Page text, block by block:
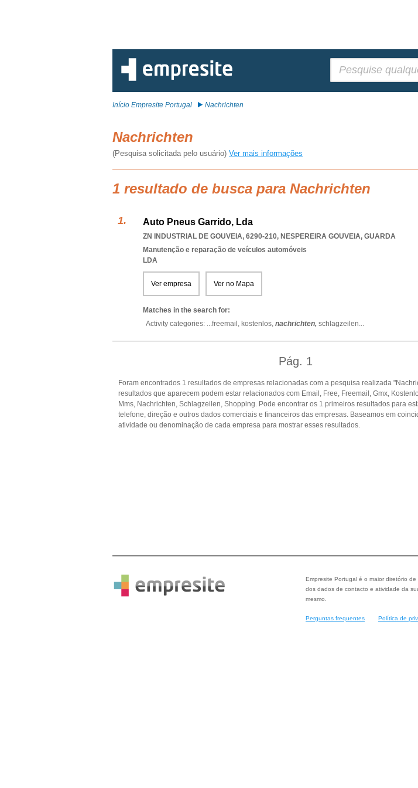
Início Empresite Portugal Nachrichten
Nachrichten
(Pesquisa solicitada pelo usuário) Ver mais informações
1 resultado de busca para Nachrichten
Auto Pneus Garrido, Lda
ZN INDUSTRIAL DE GOUVEIA, 6290-210, NESPEREIRA GOUVEIA, GUARDA
Manutenção e reparação de veículos automóveis
LDA
Ver empresa Ver no Mapa
Matches in the search for:
Activity categories: ...freemail, kostenlos, nachrichten, schlagzeilen...
Pág. 1
Foram encontrados 1 resultados de empresas relacionadas com a pesquisa realizada
resultados que aparecem podem estar relacionados com Email, Free, Freemail, Gmx,
Mms, Nachrichten, Schlagzeilen, Shopping. Pode encontrar os 1 primeiros resultados para
telefone, direção e outros dados comerciais e financeiros das empresas. Baseamos em
atividade ou denominação de cada empresa para mostrar esses resultados.
Empresite Portugal é o maior diretório
dos dados de contacto e atividade da
mesmo.
Perguntas frequentes Política de